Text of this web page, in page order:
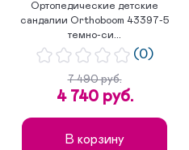
Ортопедические детские
сандалии Orthoboom 43397-5
темно-си...
(0)
7 490 руб.
4 740 руб.
В корзину